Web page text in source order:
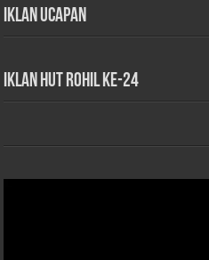
Iklan Ucapan
iklan HUT Rohil Ke-24